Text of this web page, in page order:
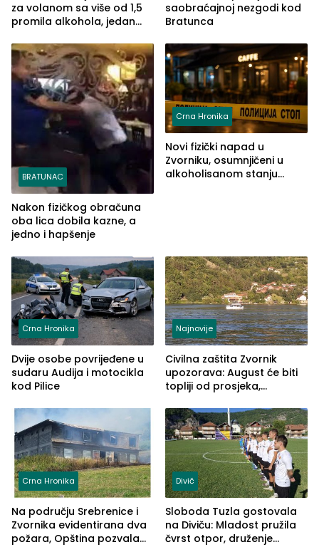
za volanom sa više od 1,5
promila alkohola, jedan
saobraćajnoj nezgodi kod
Bratunca
BRATUNAC
Nakon fizičkog obračuna
oba lica dobila kazne, a
jedno i hapšenje
Crna Hronika
Novi fizički napad u
Zvorniku, osumnjičeni u
alkoholisanom stanju
Crna Hronika
Dvije osobe povrijeđene u
sudaru Audija i motocikla
kod Pilice
Najnovije
Civilna zaštita Zvornik
upozorava: August će biti
topliji od prosjeka,
nestašice vode
Crna Hronika
Na području Srebrenice i
Zvornika evidentirana dva
požara, Opština pozvala
Divič
Sloboda Tuzla gostovala
na Diviču: Mladost pružila
čvrst otpor, druženje